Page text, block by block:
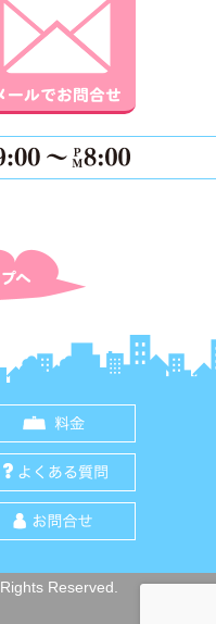
頼の流れ
要
Reserved.